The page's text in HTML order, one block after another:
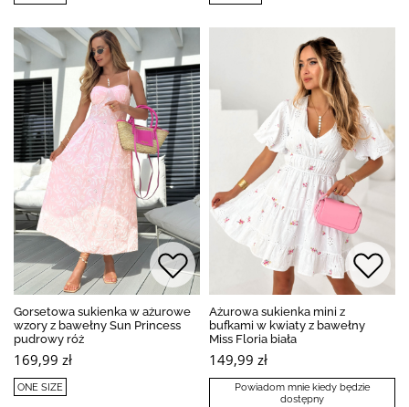
Gorsetowa sukienka w ażurowe
wzory z bawełny Sun Princess
pudrowy róż
169,99 zł
ONE SIZE
Ażurowa sukienka mini z
bufkami w kwiaty z bawełny
Miss Floria biała
149,99 zł
Powiadom mnie kiedy będzie
dostępny